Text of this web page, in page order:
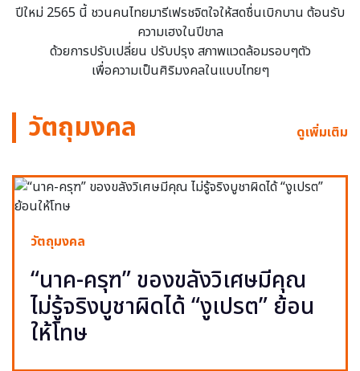
ปีใหม่ 2565 นี้ ชวนคนไทยมารีเฟรชจิตใจให้สดชื่นเบิกบาน ต้อนรับ
ความเฮงในปีขาล
ด้วยการปรับเปลี่ยน ปรับปรุง สภาพแวดล้อมรอบๆตัว
เพื่อความเป็นศิริมงคลในแบบไทยๆ
วัตถุมงคล ดูเพิ่มเติม
วัตถุมงคล
“นาค-ครุฑ” ของขลังวิเศษมีคุณ
ไม่รู้จริงบูชาผิดได้ “งูเปรต” ย้อน
ให้โทษ